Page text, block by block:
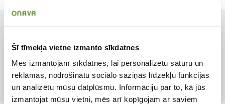
Šī tīmekļa vietne izmanto sīkdatnes
Mēs izmantojam sīkdatnes, lai personalizētu saturu un
reklāmas, nodrošinātu sociālo saziņas līdzekļu funkcijas
un analizētu mūsu datplūsmu. Informāciju par to, kā jūs
izmantojat mūsu vietni, mēs arī kopīgojam ar saviem
Jaunstādi
Apgaismojums
Saulainām vietām
Produkta tips
Xxl